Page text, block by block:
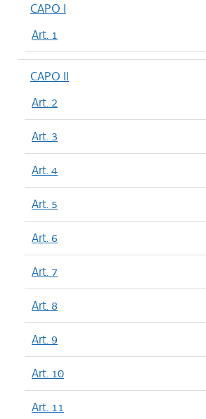
CAPO I
Art. 1
CAPO II
Art. 2
Art. 3
Art. 4
Art. 5
Art. 6
Art. 7
Art. 8
Art. 9
Art. 10
Art. 11